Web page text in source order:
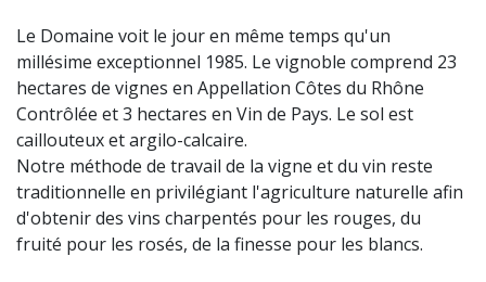
Le Domaine voit le jour en même temps qu'un
millésime exceptionnel 1985. Le vignoble comprend 23
hectares de vignes en Appellation Côtes du Rhône
Contrôlée et 3 hectares en Vin de Pays. Le sol est
caillouteux et argilo-calcaire.
Notre méthode de travail de la vigne et du vin reste
traditionnelle en privilégiant l'agriculture naturelle afin
d'obtenir des vins charpentés pour les rouges, du
fruité pour les rosés, de la finesse pour les blancs.